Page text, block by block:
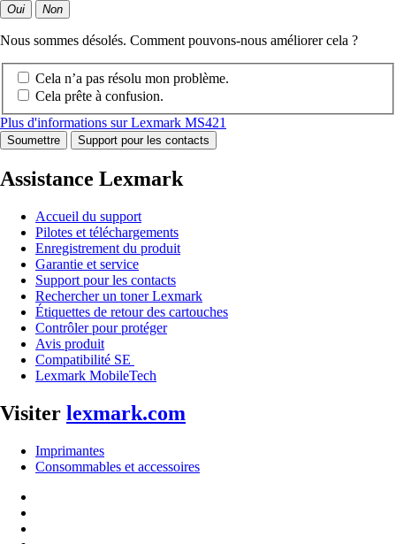
Oui Non
Nous sommes désolés. Comment pouvons-nous améliorer cela ?
Cela n’a pas résolu mon problème.
Cela prête à confusion.
Plus d'informations sur Lexmark MS421
Soumettre Support pour les contacts
Assistance Lexmark
Accueil du support
Pilotes et téléchargements
Enregistrement du produit
Garantie et service
Support pour les contacts
Rechercher un toner Lexmark
Étiquettes de retour des cartouches
Contrôler pour protéger
Avis produit
Compatibilité SE
Lexmark MobileTech
Visiter lexmark.com
Imprimantes
Consommables et accessoires